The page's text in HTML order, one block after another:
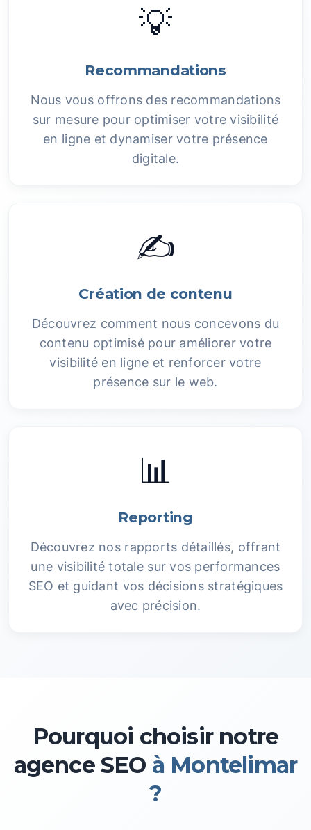
💡
Recommandations
Nous vous offrons des recommandations
sur mesure pour optimiser votre visibilité
en ligne et dynamiser votre présence
digitale.
✍️
Création de contenu
Découvrez comment nous concevons du
contenu optimisé pour améliorer votre
visibilité en ligne et renforcer votre
présence sur le web.
📊
Reporting
Découvrez nos rapports détaillés, offrant
une visibilité totale sur vos performances
SEO et guidant vos décisions stratégiques
avec précision.
Pourquoi choisir notre
agence SEO à Montelimar
?